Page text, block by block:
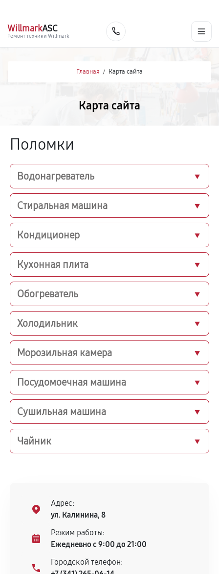
WillmarkASC
Ремонт техники Willmark
Главная / Карта сайта
Карта сайта
Поломки
Водонагреватель
Стиральная машина
Кондиционер
Кухонная плита
Обогреватель
Холодильник
Морозильная камера
Посудомоечная машина
Сушильная машина
Чайник
Адрес:
ул. Калинина, 8
Режим работы:
Ежедневно с 9:00 до 21:00
Городской телефон: